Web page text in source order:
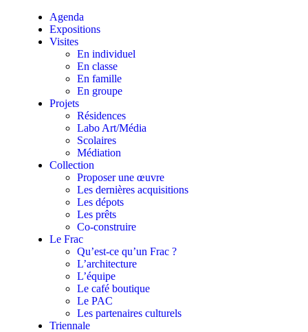
Agenda
Expositions
Visites
En individuel
En classe
En famille
En groupe
Projets
Résidences
Labo Art/Média
Scolaires
Médiation
Collection
Proposer une œuvre
Les dernières acquisitions
Les dépots
Les prêts
Co-construire
Le Frac
Qu’est-ce qu’un Frac ?
L’architecture
L’équipe
Le café boutique
Le PAC
Les partenaires culturels
Triennale